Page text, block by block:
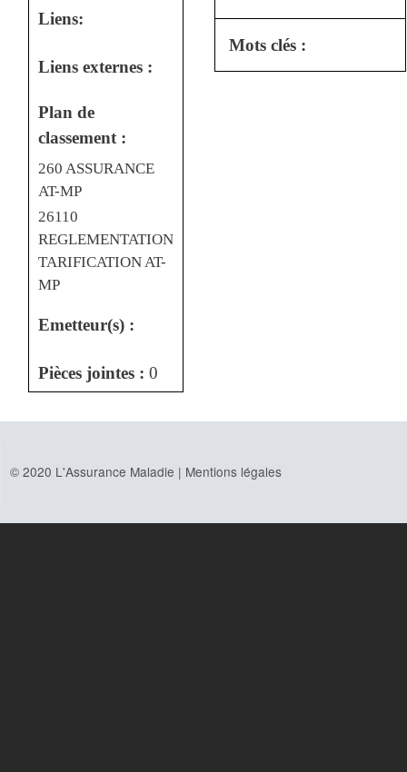
Liens:
Liens externes :
Plan de
classement :
260 ASSURANCE
AT-MP
26110
REGLEMENTATION
TARIFICATION AT-
MP
Emetteur(s) :
Pièces jointes : 0
Mots clés :
© 2020 L'Assurance Maladie | Mentions légales